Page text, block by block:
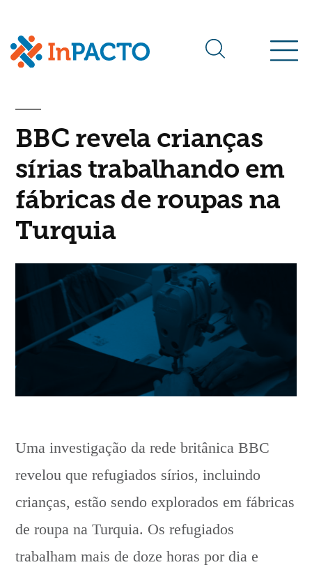
roupas
BBC revela crianças
sírias trabalhando em
fábricas de roupas na
Turquia
Uma investigação da rede britânica BBC
revelou que refugiados sírios, incluindo
crianças, estão sendo explorados em fábricas
de roupa na Turquia. Os refugiados
trabalham mais de doze horas por dia e